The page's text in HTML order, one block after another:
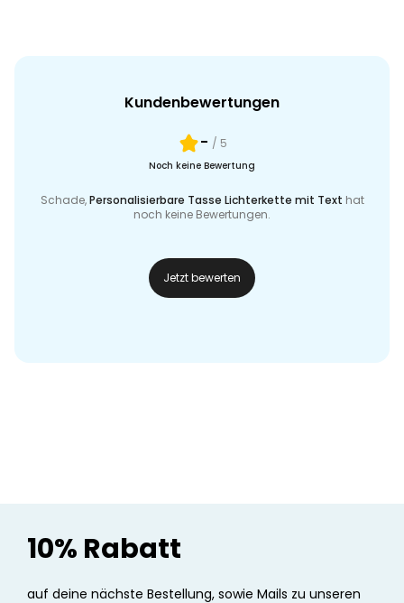
Kundenbewertungen
- / 5
Noch keine Bewertung
Schade,Personalisierbare Tasse Lichterkette mit Text hat
noch keine Bewertungen.
Jetzt bewerten
10% Rabatt
auf deine nächste Bestellung, sowie Mails zu unseren